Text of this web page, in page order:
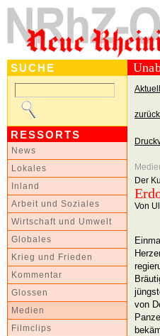
SUCHE
RESSORTS
News
Lokales
Inland
Arbeit und Soziales
Wirtschaft und Umwelt
Globales
Krieg und Frieden
Kommentar
Glossen
Medien
Filmclips
zurück
Der
Von
von